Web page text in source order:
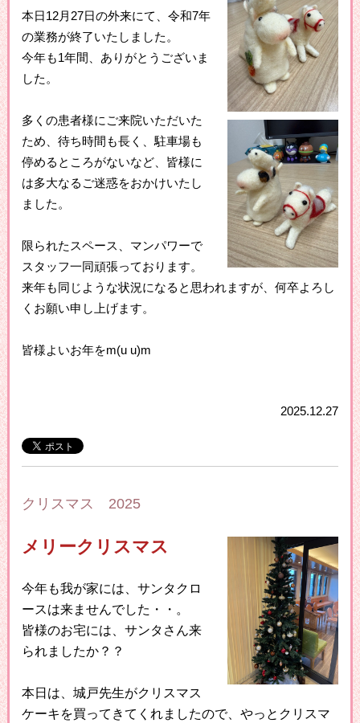
本日12月27日の外来にて、令和7年
の業務が終了いたしました。
今年も1年間、ありがとうございま
した。
多くの患者様にご来院いただいた
ため、待ち時間も長く、駐車場も
停めるところがないなど、皆様に
は多大なるご迷惑をおかけいたし
ました。
限られたスペース、マンパワーで
スタッフ一同頑張っております。
来年も同じような状況になると思われますが、何卒よろし
くお願い申し上げます。
皆様よいお年をm(u u)m
2025.12.27
クリスマス 2025
メリークリスマス
今年も我が家には、サンタクロ
ースは来ませんでした・・。
皆様のお宅には、サンタさん来
られましたか？？
本日は、城戸先生がクリスマス
ケーキを買ってきてくれましたので、やっとクリスマ